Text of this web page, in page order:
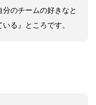
のチームの好きなと
る』ところです。